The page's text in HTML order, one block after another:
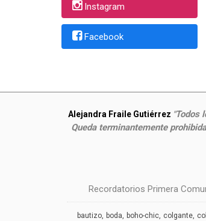
Instagram
Facebook
Alejandra Fraile Gutiérrez "Todos
Queda terminantemente
Recordatorios Primera
bautizo boda boho-chic colgante